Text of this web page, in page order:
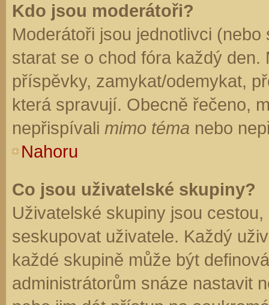
Kdo jsou moderátoři?
Moderátoři jsou jednotlivci
starat se o chod fóra každý
příspěvky, zamykat/odemykat,
která spravují. Obecně řečeno,
nepřispívali mimo téma nebo
Nahoru
Co jsou uživatelské skupiny?
Uživatelské skupiny jsou
seskupovat uživatele. Každý
každé skupině může být
administrátorům snáze nastavit